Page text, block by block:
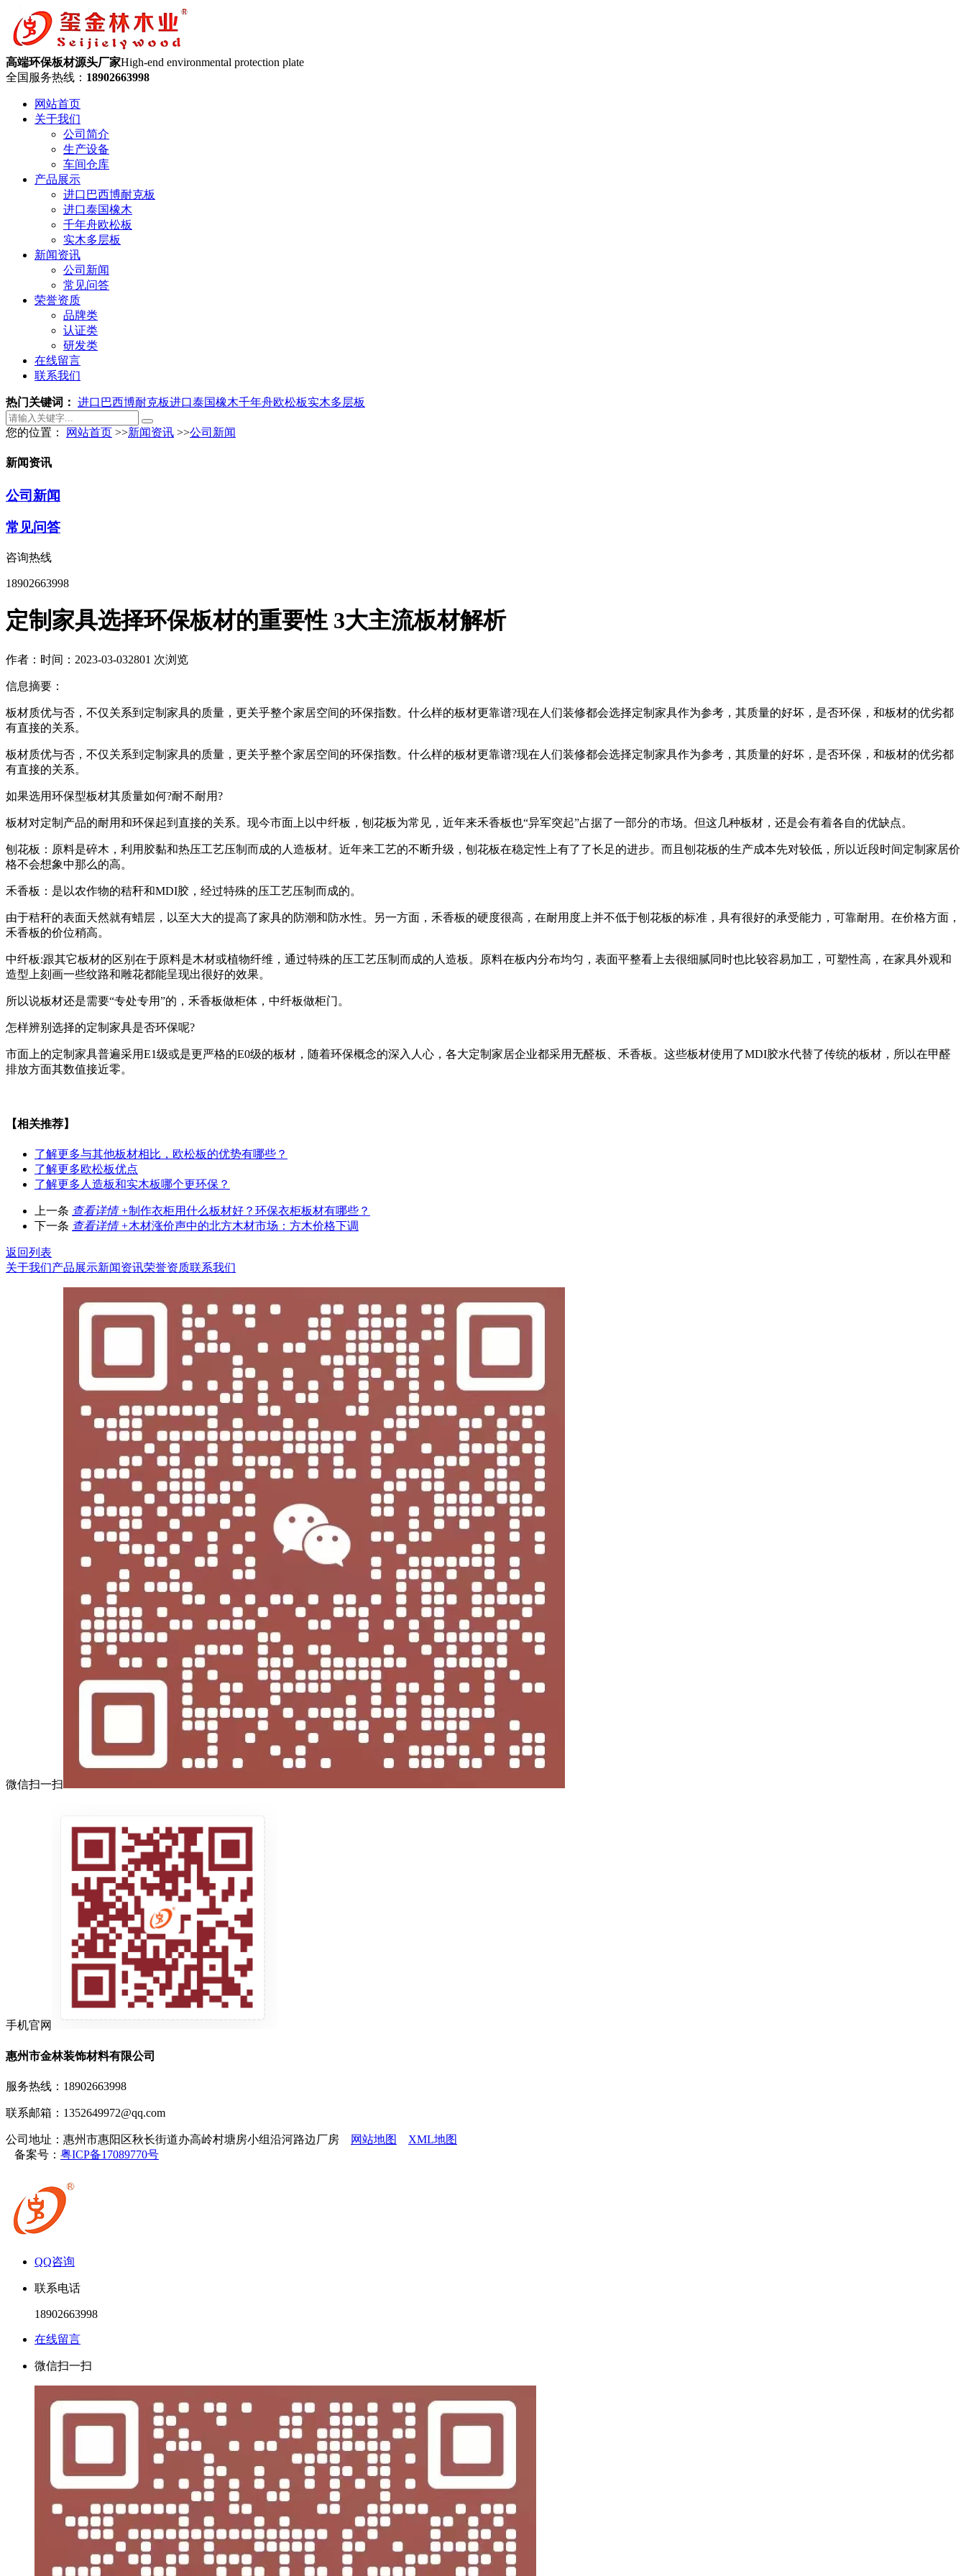
高端环保板材源头厂家High-end environmental protection plate
全国服务热线： 18902663998
网站首页
关于我们
公司简介
生产设备
车间仓库
产品展示
进口巴西博耐克板
进口泰国橡木
千年舟欧松板
实木多层板
新闻资讯
公司新闻
常见问答
荣誉资质
品牌类
认证类
研发类
在线留言
联系我们
热门关键词： 进口巴西博耐克板进口泰国橡木千年舟欧松板实木多层板
您的位置： 网站首页 >>新闻资讯 >>公司新闻
新闻资讯
公司新闻
常见问答
咨询热线
18902663998
定制家具选择环保板材的重要性 3大主流板材解析
作者： 时间：2023-03-032801 次浏览
信息摘要：
板材质优与否，不仅关系到定制家具的质量，更关乎整个家居空间的环保指数。什么样的板材更靠谱?现在人们装修都会选择定制家具作为参考，其质量的好坏，是否环保，和板材的优劣都
有直接的关系。
板材质优与否，不仅关系到定制家具的质量，更关乎整个家居空间的环保指数。什么样的板材更靠谱?现在人们装修都会选择定制家具作为参考，其质量的好坏，是否环保，和板材的优劣都
有直接的关系。
如果选用环保型板材其质量如何?耐不耐用?
板材对定制产品的耐用和环保起到直接的关系。现今市面上以中纤板，刨花板为常见，近年来禾香板也“异军突起”占据了一部分的市场。但这几种板材，还是会有着各自的优缺点。
刨花板：原料是碎木，利用胶黏和热压工艺压制而成的人造板材。近年来工艺的不断升级，刨花板在稳定性上有了了长足的进步。而且刨花板的生产成本先对较低，所以近段时间定制家居价
格不会想象中那么的高。
禾香板：是以农作物的秸秆和MDI胶，经过特殊的压工艺压制而成的。
由于秸秆的表面天然就有蜡层，以至大大的提高了家具的防潮和防水性。另一方面，禾香板的硬度很高，在耐用度上并不低于刨花板的标准，具有很好的承受能力，可靠耐用。在价格方面，
禾香板的价位稍高。
中纤板:跟其它板材的区别在于原料是木材或植物纤维，通过特殊的压工艺压制而成的人造板。原料在板内分布均匀，表面平整看上去很细腻同时也比较容易加工，可塑性高，在家具外观和
造型上刻画一些纹路和雕花都能呈现出很好的效果。
所以说板材还是需要“专处专用”的，禾香板做柜体，中纤板做柜门。
怎样辨别选择的定制家具是否环保呢?
市面上的定制家具普遍采用E1级或是更严格的E0级的板材，随着环保概念的深入人心，各大定制家居企业都采用无醛板、禾香板。这些板材使用了MDI胶水代替了传统的板材，所以在甲醛
排放方面其数值接近零。
【相关推荐】
了解更多与其他板材相比，欧松板的优势有哪些？
了解更多欧松板优点
了解更多 人造板和实木板哪个更环保？
上一条 查看详情 +制作衣柜用什么板材好？环保衣柜板材有哪些？
下一条 查看详情 +木材涨价声中的北方木材市场：方木价格下调
返回列表
关于我们产品展示新闻资讯荣誉资质联系我们
微信扫一扫
手机官网
惠州市金林装饰材料有限公司
服务热线：18902663998
联系邮箱：1352649972@qq.com
公司地址：惠州市惠阳区秋长街道办高岭村塘房小组沿河路边厂房 网站地图
XML地图
备案号： 粤ICP备17089770号
QQ咨询
联系电话
18902663998
在线留言
微信扫一扫